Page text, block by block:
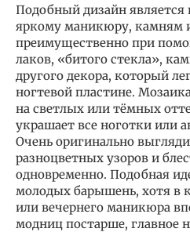
Подобный дизайн является
яркому маникюру, камням
преимущественно при
лаков, «битого стекла»,
другого декора, который
ногтевой пластине.
на светлых или тёмных
украшает все ноготки или
Очень оригинально
разноцветных узоров и
одновременно. Подобная
молодых барышень, хотя в
или вечернего маникюра
модниц постарше, главное